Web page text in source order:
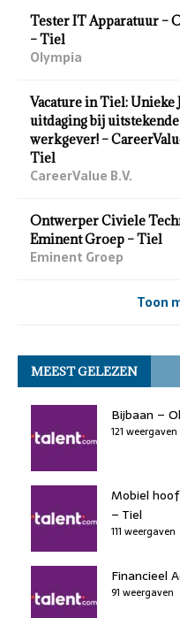
Tester IT Apparatuur –
– Tiel
Olympia
Vacature in Tiel: Unieke
uitdaging bij uitstekende
werkgever! –
Tiel
CareerValue B.V.
Ontwerper Civiele
Eminent Groep – Tiel
Eminent Groep
Toon
MEEST GELEZEN
Bijbaan –
121 weergaven
Mobiel
– Tiel
111 weergaven
Financieel
91 weergaven